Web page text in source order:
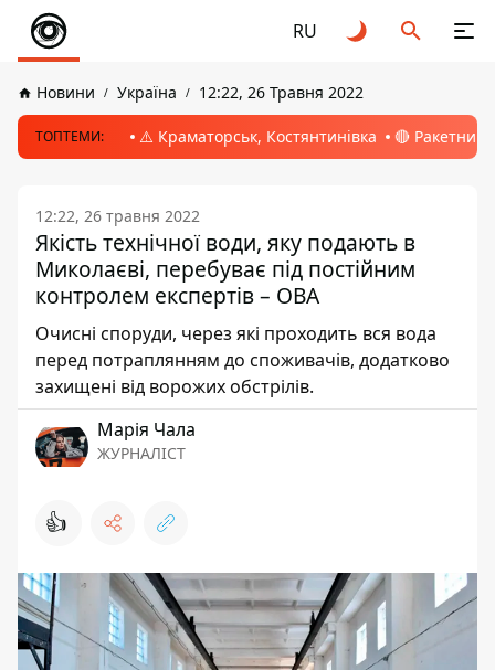
RU
Новини Україна 12:22, 26 Травня 2022
ТОПТЕМИ: ⚠️ Краматорськ, Костянтинівка 🔴 Ракетний
12:22, 26 травня 2022
Якість технічної води, яку подають в
Миколаєві, перебуває під постійним
контролем експертів – ОВА
Очисні споруди, через які проходить вся вода
перед потраплянням до споживачів, додатково
захищені від ворожих обстрілів.
Марія Чала
ЖУРНАЛІСТ
👍